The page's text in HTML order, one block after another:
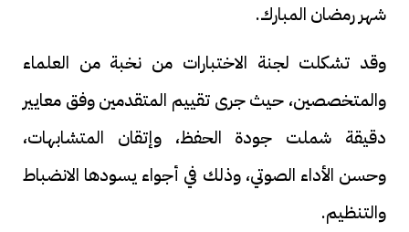
شهر رمضان المبارك.
وقد تشكلت لجنة الاختبارات من نخبة من العلماء
والمتخصصين، حيث جرى تقييم المتقدمين وفق معايير
دقيقة شملت جودة الحفظ، وإتقان المتشابهات،
وحسن الأداء الصوتي، وذلك في أجواء يسودها الانضباط
والتنظيم.